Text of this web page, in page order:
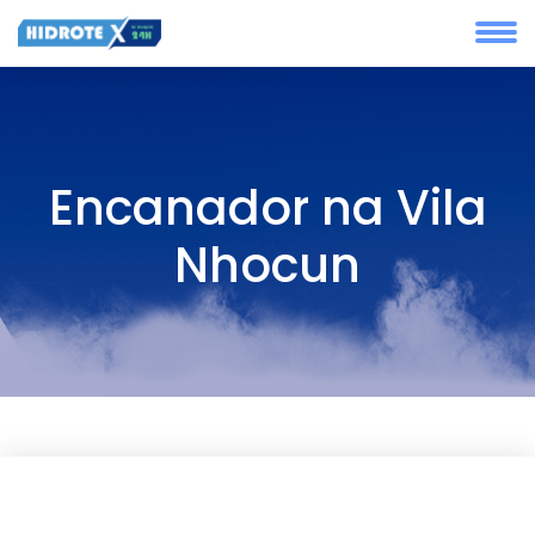
Encanador na Vila
Nhocun